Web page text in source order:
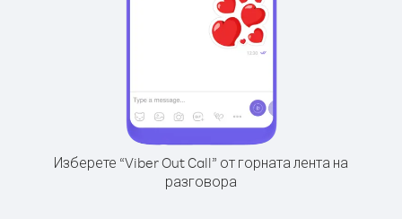
Изберете “Viber Out Call” от горната лента на
разговора